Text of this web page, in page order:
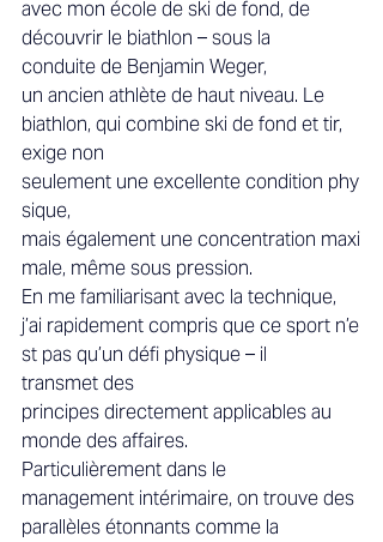
avec mon école de ski de fond, de
découvrir le biathlon – sous la
conduite de Benjamin Weger,
un ancien athlète de haut niveau. Le
biathlon, qui combine ski de fond et tir,
exige non
seulement une excellente condition phy
sique,
mais également une concentration maxi
male, même sous pression.
En me familiarisant avec la technique,
j’ai rapidement compris que ce sport n’e
st pas qu’un défi physique – il
transmet des
principes directement applicables au
monde des affaires.
Particulièrement dans le
management intérimaire, on trouve des
parallèles étonnants comme la